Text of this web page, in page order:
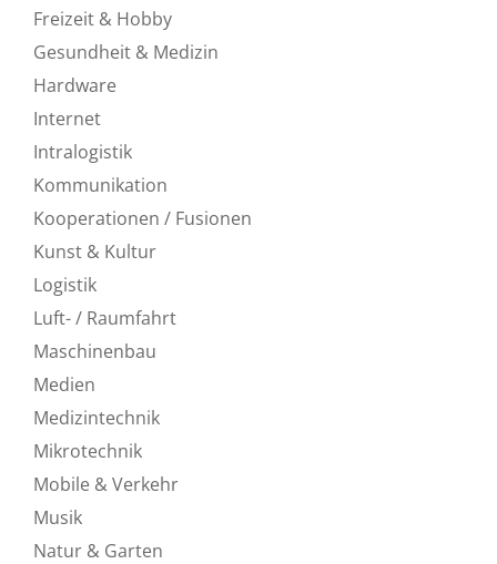
Freizeit & Hobby
Gesundheit & Medizin
Hardware
Internet
Intralogistik
Kommunikation
Kooperationen / Fusionen
Kunst & Kultur
Logistik
Luft- / Raumfahrt
Maschinenbau
Medien
Medizintechnik
Mikrotechnik
Mobile & Verkehr
Musik
Natur & Garten